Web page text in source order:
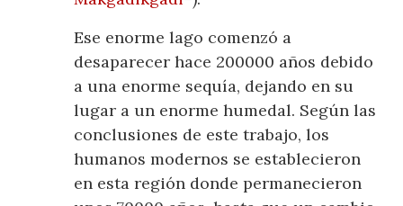
Ese enorme lago comenzó a
desaparecer hace 200000 años debido
a una enorme sequía, dejando en su
lugar a un enorme humedal. Según las
conclusiones de este trabajo, los
humanos modernos se establecieron
en esta región donde permanecieron